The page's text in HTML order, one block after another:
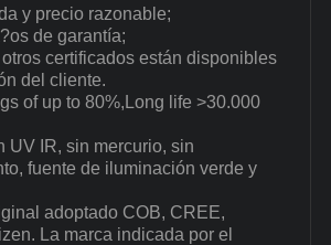
y precio razonable;
de garantía;
certificados están disponibles
del cliente.
of up to 80%,Long life >30.000
UV IR, sin mercurio, sin
fuente de iluminación verde y
adoptado COB, CREE,
La marca indicada por el